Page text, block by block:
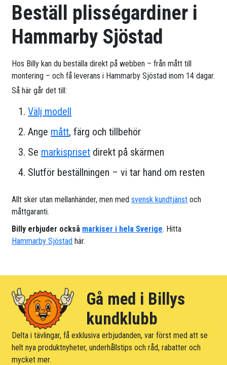
Beställ plisségardiner i
Hammarby Sjöstad
Hos Billy kan du beställa direkt på webben – från mått till
montering – och få leverans i Hammarby Sjöstad inom 14 dagar.
Så här går det till:
Välj modell
Ange mått, färg och tillbehör
Se markispriset direkt på skärmen
Slutför beställningen – vi tar hand om resten
Allt sker utan mellanhänder, men medsvensk kundtjänst och
måttgaranti.
Billy erbjuder också markiser i hela Sverige. Hitta
Hammarby Sjöstad här.
Gå med i Billys
kundklubb
Delta i tävlingar, få exklusiva erbjudanden, var först med att se
helt nya produktnyheter, underhållstips och råd, rabatter och
mycket mer.